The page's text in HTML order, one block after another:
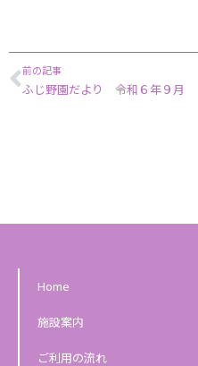
前の記事
ふじ野園だより 令和６年９月
Home
施設案内
ご利用の流れ